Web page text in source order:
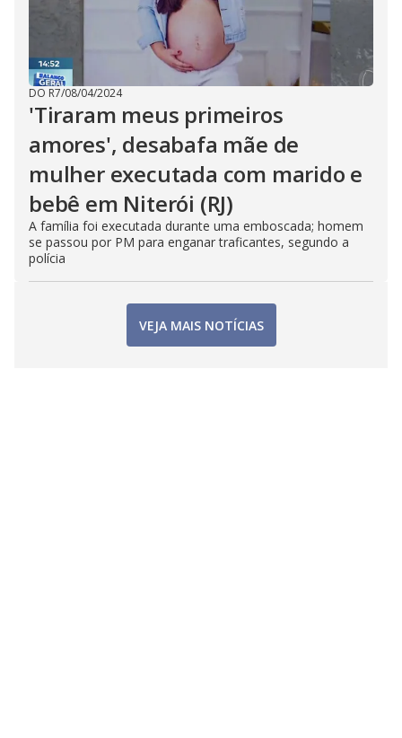
DO R7/08/04/2024
'Tiraram meus primeiros
amores', desabafa mãe de
mulher executada com marido e
bebê em Niterói (RJ)
A família foi executada durante uma emboscada; homem
se passou por PM para enganar traficantes, segundo a
polícia
VEJA MAIS NOTÍCIAS